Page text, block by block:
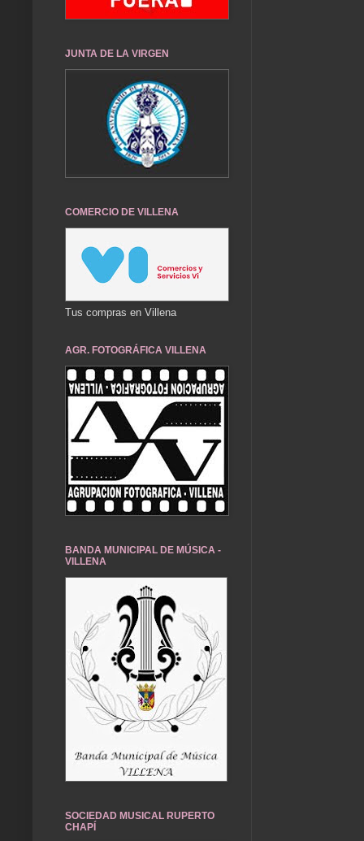
JUNTA DE LA VIRGEN
COMERCIO DE VILLENA
Tus compras en Villena
AGR. FOTOGRÁFICA VILLENA
BANDA MUNICIPAL DE MÚSICA -
VILLENA
SOCIEDAD MUSICAL RUPERTO
CHAPÍ